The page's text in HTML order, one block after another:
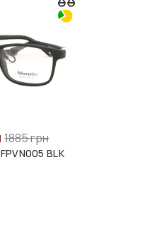
1885 грн
BLK